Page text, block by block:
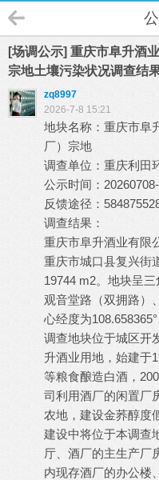
[场调公示] 重庆市阜升酒
宗地土壤污染状况调查结
zq8997
2026-7-8 15:21
地块名称：重庆市阜
厂）宗地
调查单位：重庆利田
公示时间：
反馈途径：
调查结果：
重庆市阜升酒业有限
重庆市城口县复兴街
19744 m2。地块呈
观音堂路（双拥路）
心经度为
调查地块位于城区开
升酒业用地，始建于
等粮食酿造白酒，
司利用酒厂的闲置厂
农地，建设金荞醇度
建设中将位于本调查
厅、酒厂的主生产厂
内现存酒厂的办公楼